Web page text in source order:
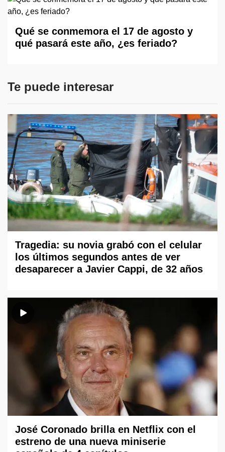
Qué se conmemora el 17 de agosto y
qué pasará este año, ¿es feriado?
Te puede interesar
Tragedia: su novia grabó con el celular
los últimos segundos antes de ver
desaparecer a Javier Cappi, de 32 años
José Coronado brilla en Netflix con el
estreno de una nueva miniserie